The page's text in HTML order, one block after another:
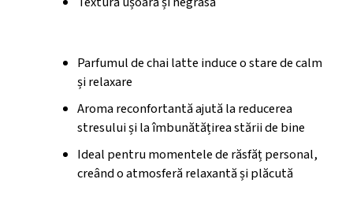
Parfumul de chai latte induce o stare de calm
și relaxare
Aroma reconfortantă ajută la reducerea
stresului și la îmbunătățirea stării de bine
Ideal pentru momentele de răsfăț personal,
creând o atmosferă relaxantă și plăcută